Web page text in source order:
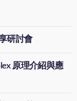
研討會
原理介紹與應